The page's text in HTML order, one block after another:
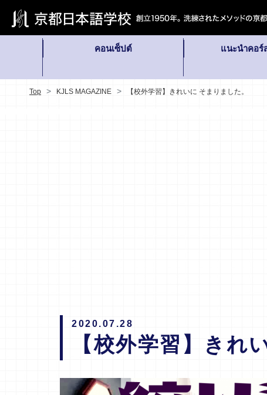
คอนเซ็ปต์ แนะนำคอร์
Top KJLS MAGAZINE 【校外学習】きれいに そまりました。
2020.07.28
【校外学習】きれ